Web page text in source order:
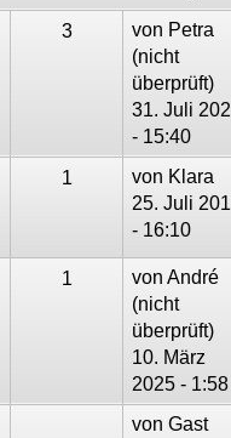
3 von Petra
(nicht
überprüft)
31. Juli
- 15:40
1 von Klara
25. Juli
- 16:10
1 von André
(nicht
überprüft)
10. März
2025 - 1:58
von Gast